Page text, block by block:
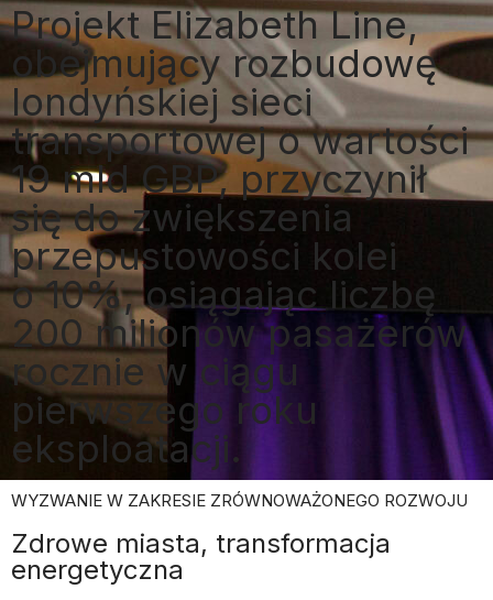
Projekt Elizabeth Line,
obejmujący rozbudowę
londyńskiej sieci
transportowej o wartości
19 mld GBP, przyczynił
się do zwiększenia
przepustowości kolei
o 10%, osiągając liczbę
200 milionów pasażerów
rocznie w ciągu
pierwszego roku
eksploatacji.
WYZWANIE W ZAKRESIE ZRÓWNOWAŻONEGO ROZWOJU
Zdrowe miasta, transformacja
energetyczna